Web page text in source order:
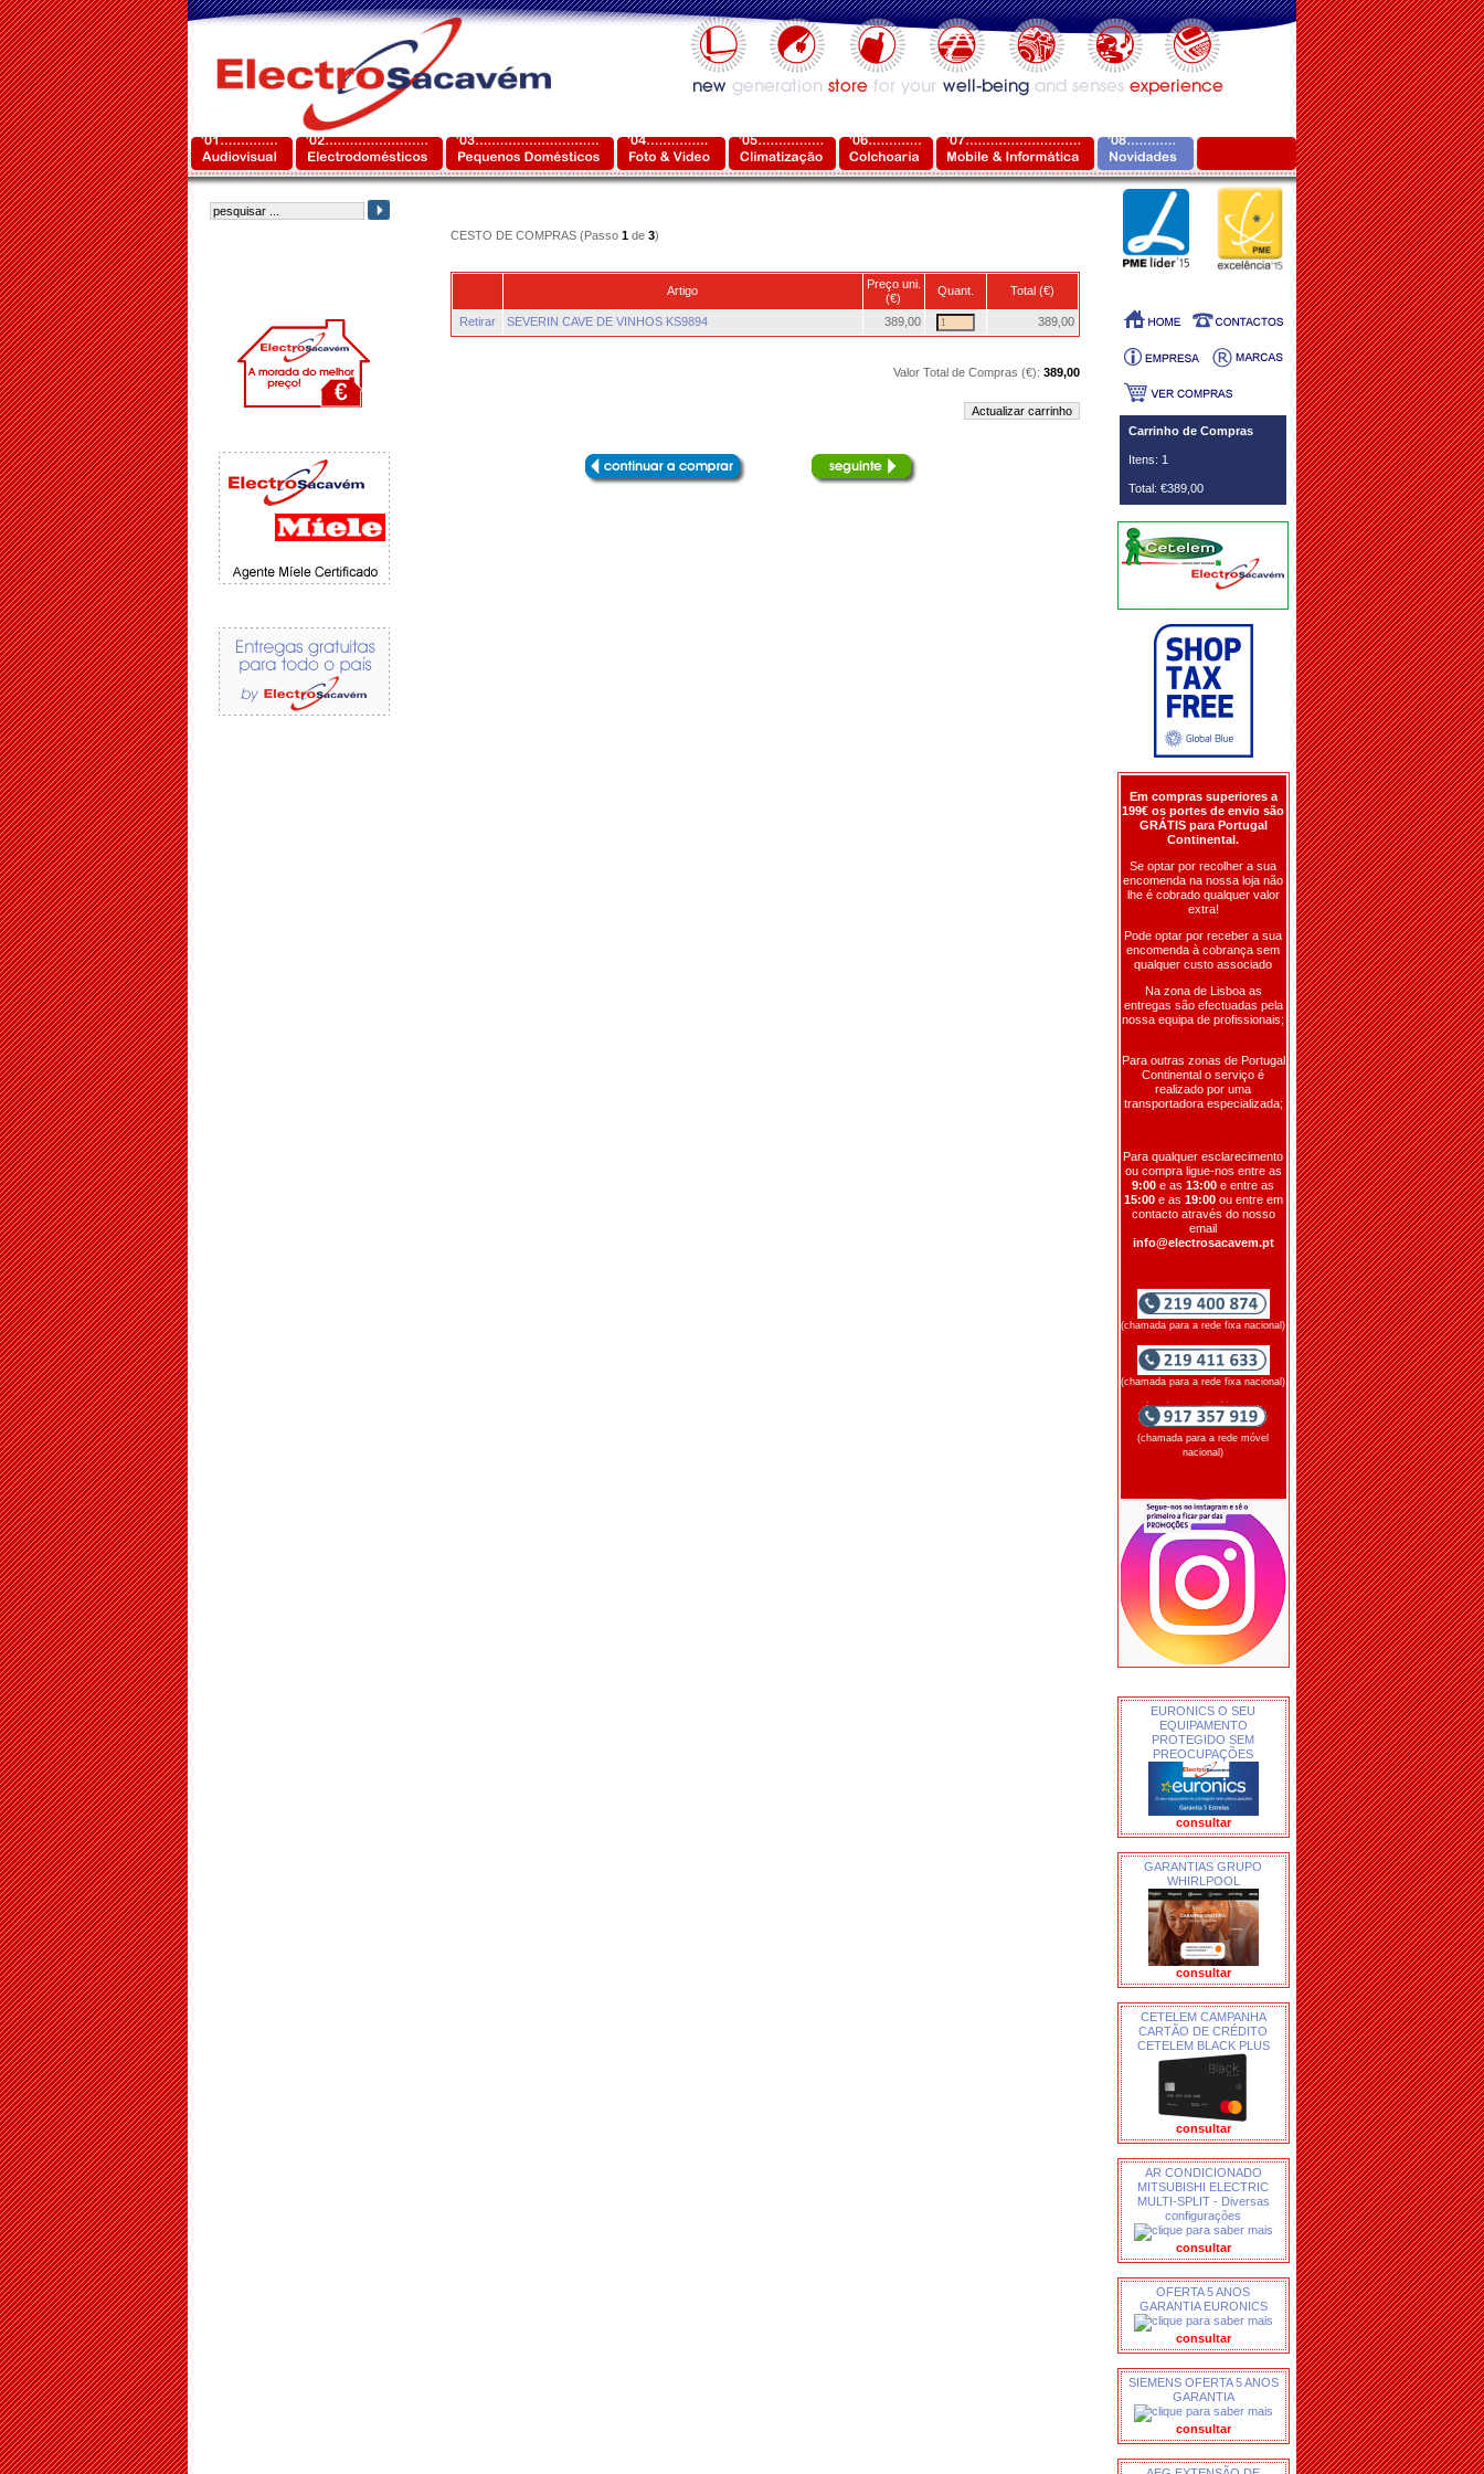
CESTO DE COMPRAS (Passo 1de 3)
Artigo
Preço uni.
(€)
Quant. Total (€)
Retirar SEVERIN CAVE DE VINHOS KS9894 389,00 389,00
Valor Total de Compras (€): 389,00
Actualizar carrinho
Carrinho de Compras
Itens: 1
Total: €389,00
Em compras superiores a
199€ os portes de envio são
GRÁTIS para Portugal
Continental.
Se optar por recolher a sua
encomenda na nossa loja não
lhe é cobrado qualquer valor
extra!
Pode optar por receber a sua
encomenda à cobrança sem
qualquer custo associado
Na zona de Lisboa as
entregas são efectuadas pela
nossa equipa de profissionais;
Para outras zonas de Portugal
Continental o serviço é
realizado por uma
transportadora especializada;
Para qualquer esclarecimento
ou compra ligue-nos entre as
9:00 e as 13:00 e entre as
15:00e as 19:00 ou entre em
contacto através do nosso
email
info@electrosacavem.pt
(chamada para a rede fixa nacional)
(chamada para a rede fixa nacional)
(chamada para a rede móvel
nacional)
EURONICS O SEU
EQUIPAMENTO
PROTEGIDO SEM
PREOCUPAÇÕES
consultar
GARANTIAS GRUPO
WHIRLPOOL
consultar
CETELEM CAMPANHA
CARTÃO DE CRÉDITO
CETELEM BLACK PLUS
consultar
AR CONDICIONADO
MITSUBISHI ELECTRIC
MULTI-SPLIT - Diversas
configurações
consultar
OFERTA 5 ANOS
GARANTIA EURONICS
consultar
SIEMENS OFERTA 5 ANOS
GARANTIA
consultar